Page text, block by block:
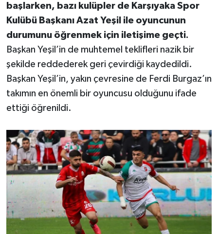
başlarken, bazı kulüpler de Karşıyaka Spor
Kulübü Başkanı Azat Yeşil ile oyuncunun
durumunu öğrenmek için iletişime geçti.
Başkan Yeşil’in de muhtemel teklifleri nazik bir
şekilde reddederek geri çevirdiği kaydedildi.
Başkan Yeşil’in, yakın çevresine de Ferdi Burgaz’ın
takımın en önemli bir oyuncusu olduğunu ifade
ettiği öğrenildi.